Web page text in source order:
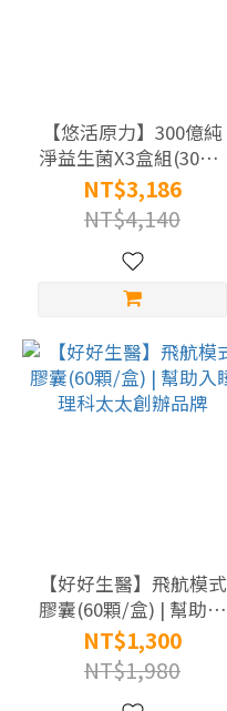
【悠活原力】300億純
淨益生菌X3盒組(30條/
盒)
NT$3,186
NT$4,140
【好好生醫】飛航模式
膠囊(60顆/盒) | 幫助入
睡 理科太太創辦品牌
NT$1,300
NT$1,980